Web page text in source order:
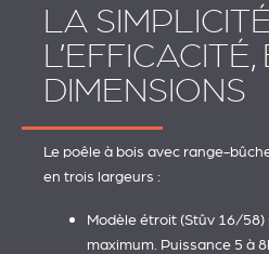
LA
DIMENSIONS
Le poêle à bois avec range-
en trois largeurs :
Modèle étroit (Stûv 16/
maximum. Puissance 5 à